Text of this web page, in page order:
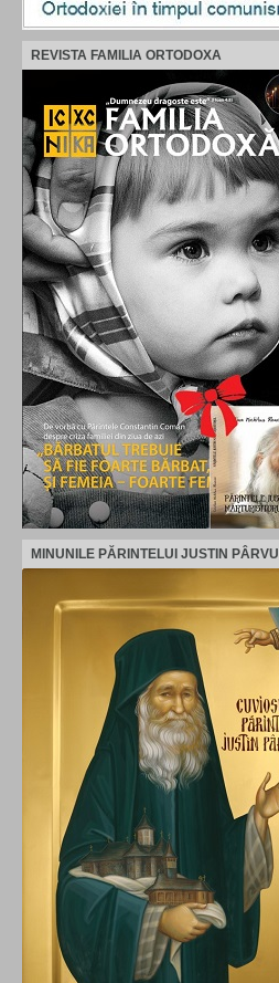
REVISTA FAMILIA ORTODOXA
MINUNILE PĂRINTELUI JUSTIN PÂRVU